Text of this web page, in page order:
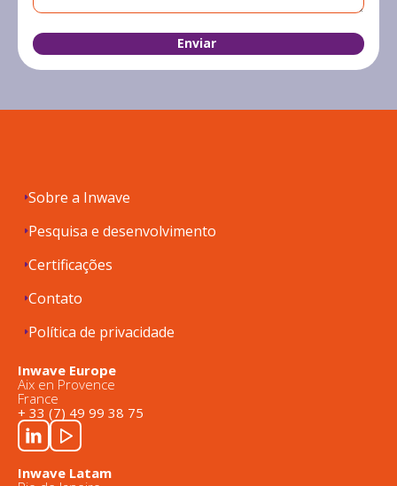
Sobre a Inwave
Pesquisa e desenvolvimento
Certificações
Contato
Política de privacidade
Inwave Europe
Aix en Provence
France
+ 33 (7) 49 99 38 75
Inwave Latam